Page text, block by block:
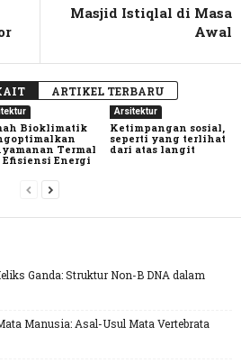
Masjid Istiqlal di Masa
Awal
ARTIKEL TERBARU
Bioklimatik
Termal
Efisiensi Energi
Arsitektur
Ketimpangan sosial,
seperti yang terlihat
dari atas langit
Ganda: Struktur Non-B DNA dalam
Manusia: Asal-Usul Mata Vertebrata